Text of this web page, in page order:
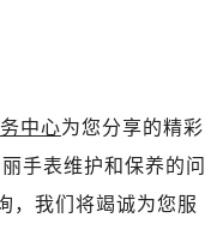
中心为您分享的精彩
手表维护和保养的问
，我们将竭诚为您服